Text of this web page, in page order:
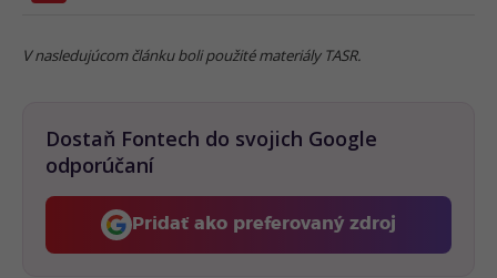
V nasledujúcom článku boli použité materiály TASR.
Dostaň Fontech do svojich Google
odporúčaní
Pridať ako preferovaný zdroj
Fontech, odkaz sa otvorí v